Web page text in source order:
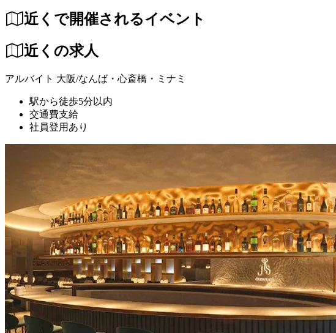
近くで開催されるイベント
近くの求人
アルバイト 大阪/なんば・心斎橋・ミナミ
駅から徒歩5分以内
交通費支給
社員登用あり